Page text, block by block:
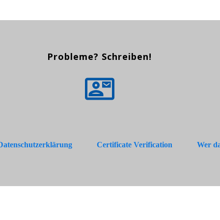
Probleme? Schreiben!
Certificate Verification Wer